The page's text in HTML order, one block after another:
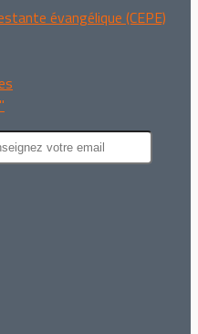
évangélique (CEPE)